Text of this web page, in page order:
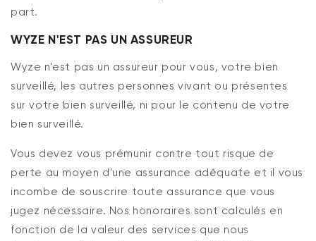
part.
WYZE N'EST PAS UN ASSUREUR
Wyze n'est pas un assureur pour vous, votre bien
surveillé, les autres personnes vivant ou présentes
sur votre bien surveillé, ni pour le contenu de votre
bien surveillé.
Vous devez vous prémunir contre tout risque de
perte au moyen d'une assurance adéquate et il vous
incombe de souscrire toute assurance que vous
jugez nécessaire. Nos honoraires sont calculés en
fonction de la valeur des services que nous